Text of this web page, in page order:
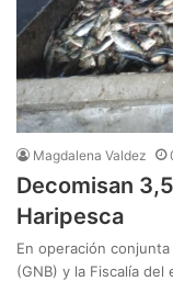
Magdalena Valdez
Decomisan
Haripesca
En operación
(GNB) y la Fiscalía